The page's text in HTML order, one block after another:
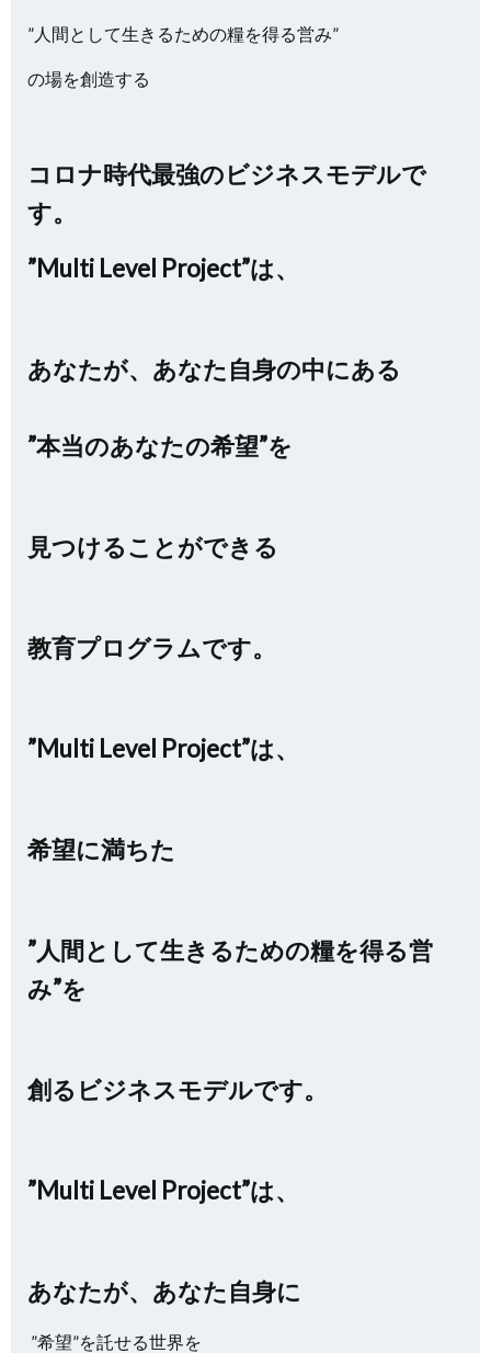
”人間として生きるための糧を得る営み”
の場を創造する
コロナ時代最強のビジネスモデルで
す。
”Multi Level Project”は、
あなたが、あなた自身の中にある
”本当のあなたの希望”を
見つけることができる
教育プログラムです。
”Multi Level Project”は、
希望に満ちた
”人間として生きるための糧を得る営
み”を
創るビジネスモデルです。
”Multi Level Project”は、
あなたが、あなた自身に
”希望”を託せる世界を